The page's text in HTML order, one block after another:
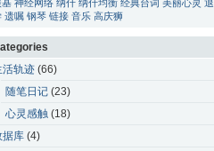
基 神经网络 纳什 纳什均衡 经典台词 美丽心灵 退
遗嘱 钢琴 链接 音乐 高庆狮
活轨迹 (66)
随笔日记 (23)
心灵感触 (18)
据库 (4)